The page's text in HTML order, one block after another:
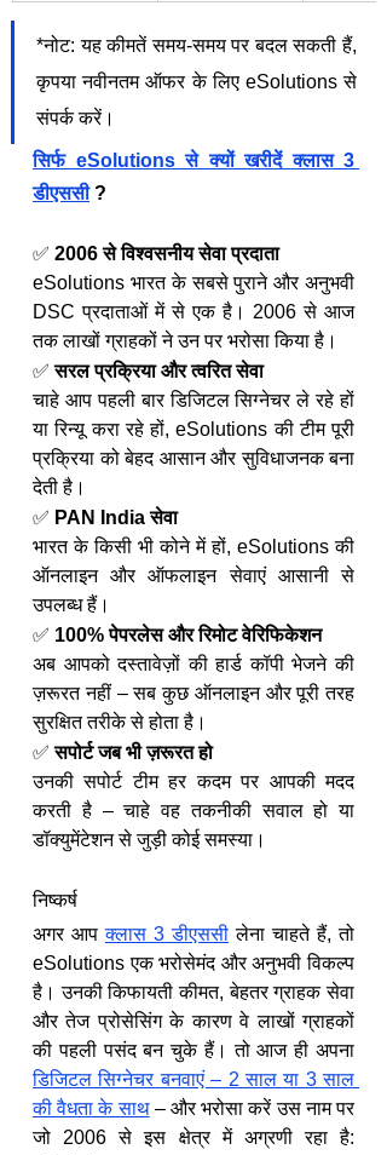
*नोट: यह कीमतें समय-समय पर बदल सकती हैं,
कृपया नवीनतम ऑफर के लिए eSolutions से
संपर्क करें।
सिर्फ eSolutions से क्यों खरीदें क्लास 3
डीएससी ?
✅ 2006 से विश्वसनीय सेवा प्रदाता
eSolutions भारत के सबसे पुराने और अनुभवी
DSC प्रदाताओं में से एक है। 2006 से आज
तक लाखों ग्राहकों ने उन पर भरोसा किया है।
✅ सरल प्रक्रिया और त्वरित सेवा
चाहे आप पहली बार डिजिटल सिग्नेचर ले रहे हों
या रिन्यू करा रहे हों, eSolutions की टीम पूरी
प्रक्रिया को बेहद आसान और सुविधाजनक बना
देती है।
✅ PAN India सेवा
भारत के किसी भी कोने में हों, eSolutions की
ऑनलाइन और ऑफलाइन सेवाएं आसानी से
उपलब्ध हैं।
✅ 100% पेपरलेस और रिमोट वेरिफिकेशन
अब आपको दस्तावेज़ों की हार्ड कॉपी भेजने की
ज़रूरत नहीं – सब कुछ ऑनलाइन और पूरी तरह
सुरक्षित तरीके से होता है।
✅ सपोर्ट जब भी ज़रूरत हो
उनकी सपोर्ट टीम हर कदम पर आपकी मदद
करती है – चाहे वह तकनीकी सवाल हो या
डॉक्युमेंटेशन से जुड़ी कोई समस्या।
निष्कर्ष
अगर आप क्लास 3 डीएससी लेना चाहते हैं, तो
eSolutions एक भरोसेमंद और अनुभवी विकल्प
है। उनकी किफायती कीमत, बेहतर ग्राहक सेवा
और तेज प्रोसेसिंग के कारण वे लाखों ग्राहकों
डिजिटल सिग्नेचर बनवाएं – 2 साल या 3 साल
की वैधता के साथ – और भरोसा करें उस नाम पर